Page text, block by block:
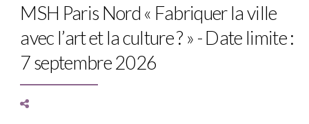
MSH Paris Nord « Fabriquer la ville
avec l’art et la culture ? » - Date limite :
7 septembre 2026